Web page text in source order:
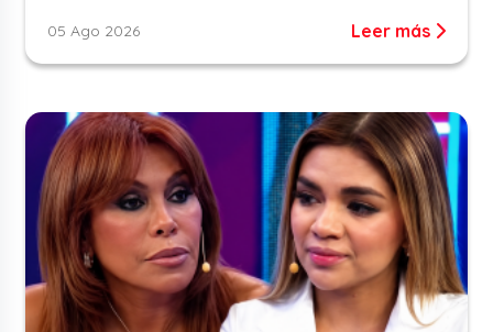
05 Ago 2026 Leer más